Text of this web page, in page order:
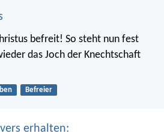
befreit! So steht nun fest
das Joch der Knechtschaft
Befreier
erhalten: